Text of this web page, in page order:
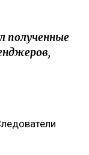
полученные